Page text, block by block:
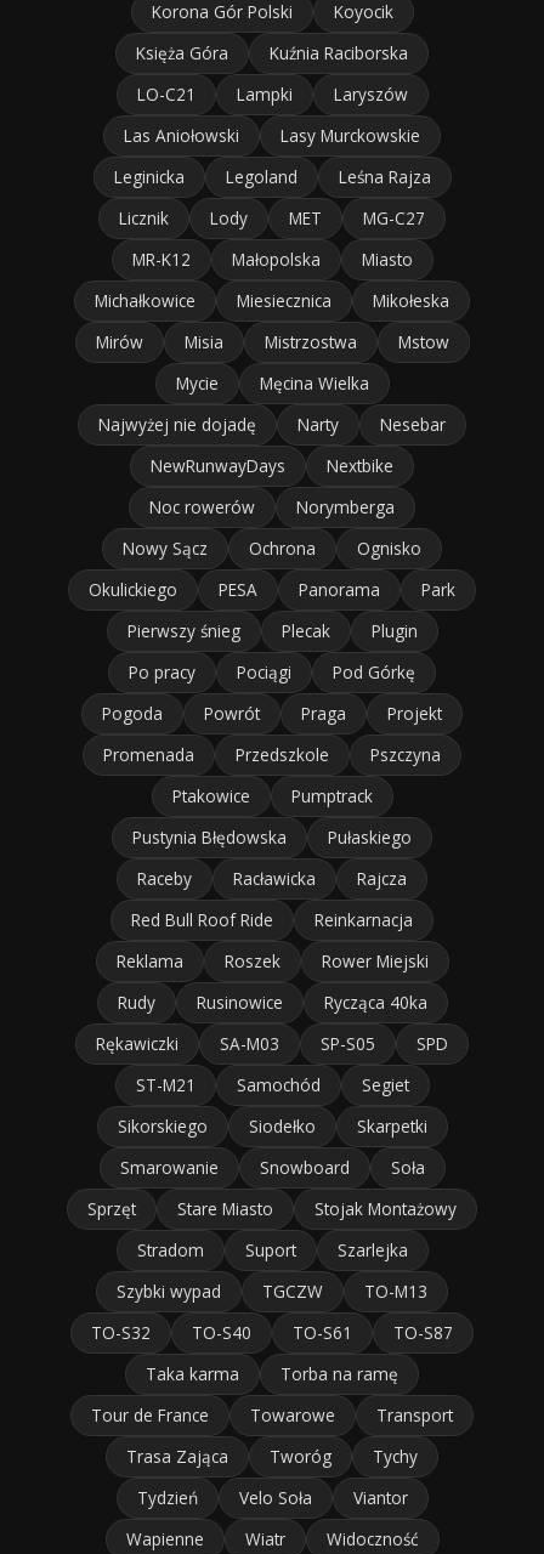
Korona Gór Polski
Koyocik
Księża Góra
Kuźnia Raciborska
LO-C21
Lampki
Laryszów
Las Aniołowski
Lasy Murckowskie
Leginicka
Legoland
Leśna Rajza
Licznik
Lody MET
MG-C27
MR-K12
Małopolska
Miasto
Michałkowice
Miesiecznica
Mikołeska
Mirów
Misia Mistrzostwa
Mstow
Mycie
Męcina Wielka
Najwyżej nie dojadę
Narty
Nesebar
NewRunwayDays
Nextbike
Noc rowerów
Norymberga
Nowy Sącz
Ochrona
Ognisko
Okulickiego
PESA Panorama
Park
Pierwszy śnieg
Plecak
Plugin
Po pracy
Pociągi
Pod Górkę
Pogoda
Powrót Praga
Projekt
Promenada
Przedszkole
Pszczyna
Ptakowice
Pumptrack
Pustynia Błędowska
Pułaskiego
Raceby
Racławicka
Rajcza
Red Bull Roof Ride
Reinkarnacja
Reklama
Roszek
Rower Miejski
Rudy
Rusinowice
Rycząca 40ka
Rękawiczki
SA-M03 SP-S05
SPD
ST-M21
Samochód
Segiet
Sikorskiego
Siodełko
Skarpetki
Smarowanie
Snowboard
Soła
Sprzęt
Stare Miasto
Stojak Montażowy
Stradom
Suport
Szarlejka
Szybki wypad
TGCZW
TO-M13
TO-S32
TO-S40 TO-S61
TO-S87
Taka karma
Torba na ramę
Tour de France
Towarowe
Transport
Trasa Zająca
Tworóg
Tychy
Tydzień
Velo Soła
Viantor
Wapienne
Wiatr
Widoczność